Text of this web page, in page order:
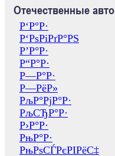
Отечественные авто
Р‘Р°Р·
Р‘РѕРіРґР°РЅ
Р’Р°Р·
Р“Р°Р·
Р—Р°Р·
Р—РёР»
РљР°РјР°Р·
РљСЂР°Р·
Р›Р°Р·
РњР°Р·
РњРѕСЃРєРІРёС‡